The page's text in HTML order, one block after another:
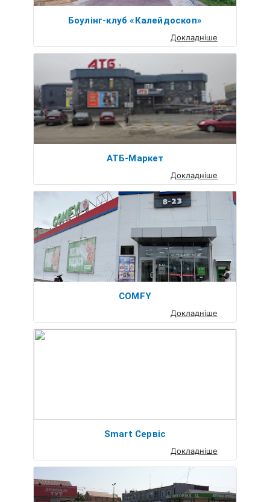
Боулінг-клуб «Калейдоскоп»
Докладніше
АТБ-Маркет
Докладніше
COMFY
Докладніше
Smart Сервіс
Докладніше